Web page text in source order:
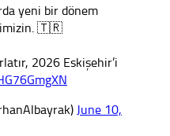
yeni bir dönem
🇹🇷
2026 Eskişehir’i
June 10,